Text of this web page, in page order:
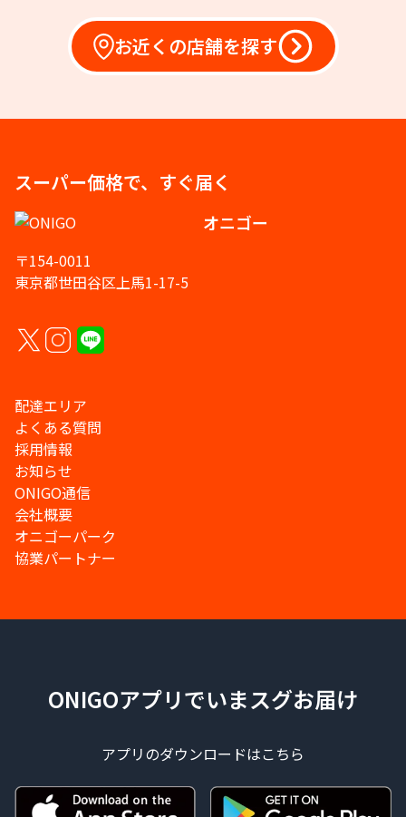
お近くの店舗を探す
スーパー価格で、すぐ届く
オニゴー
〒154-0011
東京都世田谷区上馬1-17-5
配達エリア
よくある質問
採用情報
お知らせ
ONIGO通信
会社概要
オニゴーパーク
協業パートナー
ONIGOアプリでいまスグお届け
アプリのダウンロードはこちら